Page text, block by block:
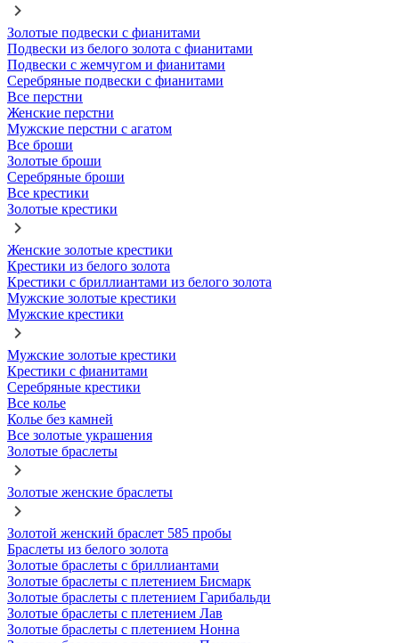
Золотые подвески с фианитами
Подвески из белого золота с фианитами
Подвески с жемчугом и фианитами
Серебряные подвески с фианитами
Все перстни
Женские перстни
Мужские перстни с агатом
Все броши
Золотые броши
Серебряные броши
Все крестики
Золотые крестики
Женские золотые крестики
Крестики из белого золота
Крестики с бриллиантами из белого золота
Мужские золотые крестики
Мужские крестики
Мужские золотые крестики
Крестики с фианитами
Серебряные крестики
Все колье
Колье без камней
Все золотые украшения
Золотые браслеты
Золотые женские браслеты
Золотой женский браслет 585 пробы
Браслеты из белого золота
Золотые браслеты с бриллиантами
Золотые браслеты с плетением Бисмарк
Золотые браслеты с плетением Гарибальди
Золотые браслеты с плетением Лав
Золотые браслеты с плетением Нонна